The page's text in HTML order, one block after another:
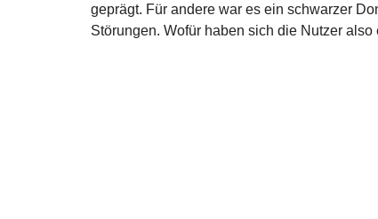
geprägt. Für andere war es ein schwarzer
Störungen. Wofür haben sich die Nutzer